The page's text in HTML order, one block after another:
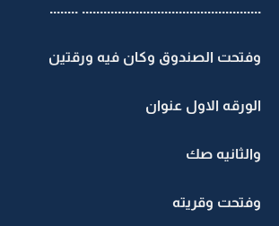
.................................................. ........
وفتحت الصندوق وكان فيه ورقتين
الورقه الاول عنوان
والثانيه صك
وفتحت وقريته